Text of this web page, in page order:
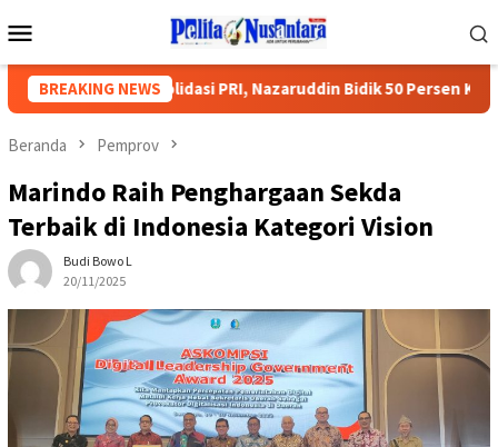
ke
Mobile
BREAKING NEWS
Titik Konsolidasi PRI, Nazaruddin Bidik 50 Persen Kursi DPR RI
Beranda Pemprov
Marindo Raih Penghargaan Sekda
Terbaik di Indonesia Kategori Vision
Budi Bowo L
20/11/2025